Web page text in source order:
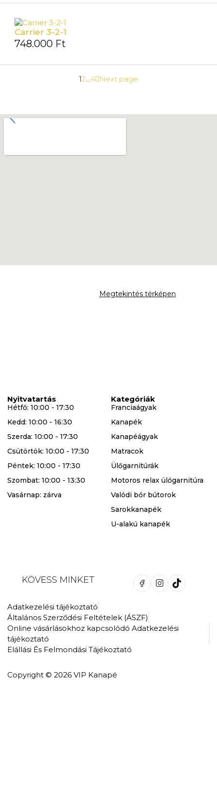
Carrier 3-2-1
748.000 Ft
12…4 Next page
Megtekintés térképen
Nyitvatartás
Hétfő: 10:00 - 17:30
Kedd: 10:00 - 16:30
Szerda: 10:00 - 17:30
Csütörtök: 10:00 - 17:30
Péntek: 10:00 - 17:30
Szombat: 10:00 - 13:30
Vasárnap: zárva
Kategóriák
Franciaágyak
Kanapék
Kanapéágyak
Matracok
Ülőgarnitúrák
Motoros relax ülőgarnitúra
Valódi bőr bútorok
Sarokkanapék
U-alakú kanapék
KÖVESS MINKET
Adatkezelési tájékoztató
Általános Szerződési Feltételek (ÁSZF)
Online vásárlásokhoz kapcsolódó Adatkezelési
tájékoztató
Elállási És Felmondási Tájékoztató
Copyright © 2026 VIP Kanapé